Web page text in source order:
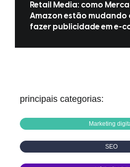
Retail Media: como
Amazon estão mudando
fazer publicidade em e-
principais categorias:
Marketing
SEO